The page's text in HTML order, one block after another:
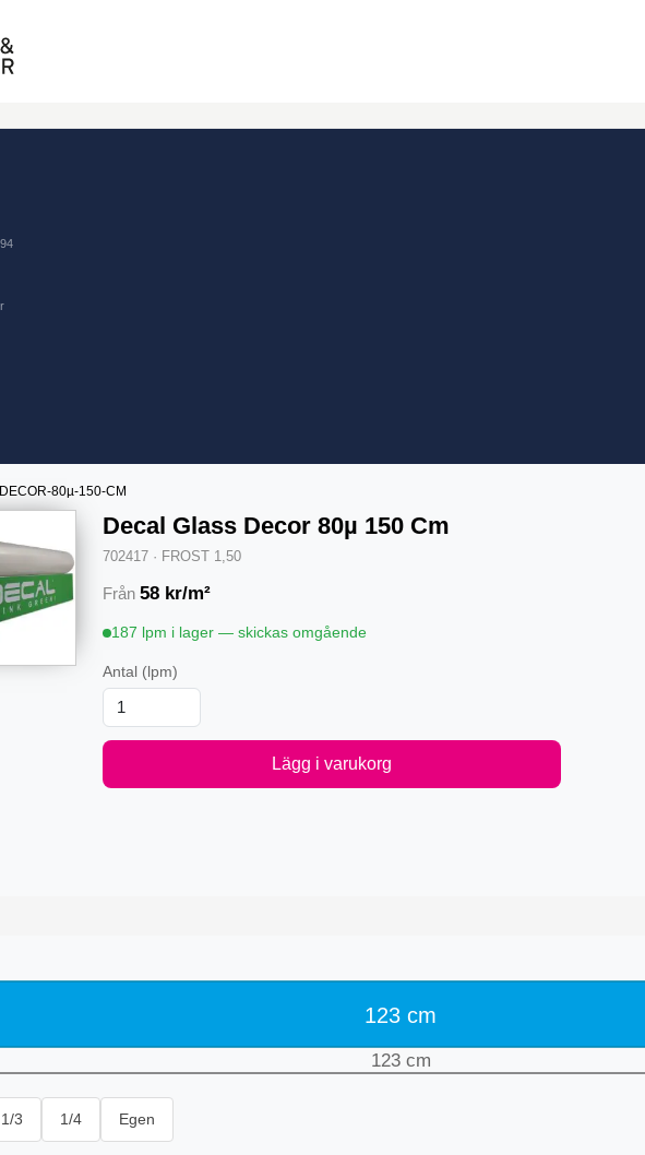
80µ-150-CM
Decal Glass Decor 80µ 150 Cm
702417 · FROST 1,50
Från 58 kr/m²
187 lpm i lager — skickas omgående
Antal (lpm)
Lägg i varukorg
123 cm
123cm
1/3 1/4 Egen